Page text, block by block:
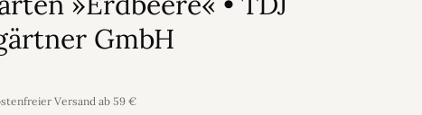
GmbH
Versand ab 59 €